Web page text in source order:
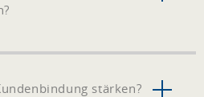
stärken?